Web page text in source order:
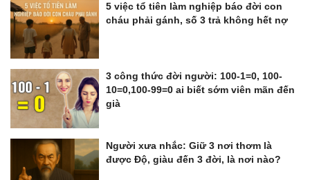
5 việc tổ tiên làm nghiệp báo đời con
cháu phải gánh, số 3 trả không hết nợ
3 công thức đời người: 100-1=0, 100-
10=0,100-99=0 ai biết sớm viên mãn đến
già
Người xưa nhắc: Giữ 3 nơi thơm là
được Độ, giàu đến 3 đời, là nơi nào?